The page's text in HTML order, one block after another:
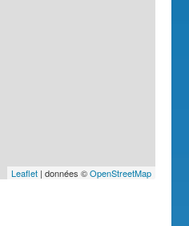
Leaflet| données ©OpenStreetMap